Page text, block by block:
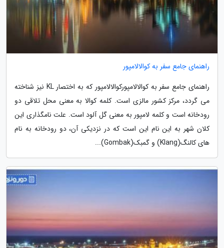
راهنمای جامع سفر به کوالالامپور
راهنمای جامع سفر به کوالالامپورکوالالامپور که به اختصار KL نیز شناخته
می گردد، مرکز کشور مالزی است. کلمه کوالا به معنی محل تلاقی دو
رودخانه است و کلمه لامپور به معنی گل آلود است. علت نامگذاری این
کلان شهر به این نام این است که در نزدیکی آن، دو رودخانه به نام
های کالنگ(Klang) و گمبک(Gombak)...